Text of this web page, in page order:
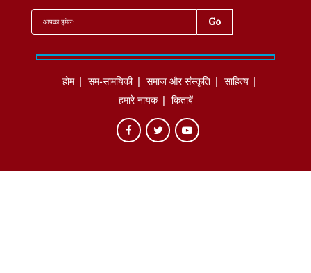
होम सम-सामयिकी समाज और संस्कृति
साहित्‍य
हमारे नायक
किताबें